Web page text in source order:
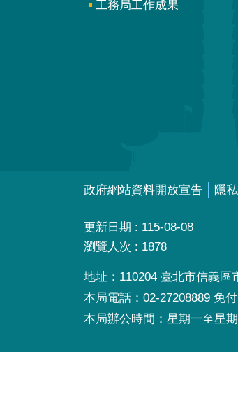
工務局工作成果
政府網站資料開放宣告 隱
更新日期
115-08-08
瀏覽人次
1878
地址：110204 臺北市信義區
本局電話：02-27208889 免
本局辦公時間：星期一至星